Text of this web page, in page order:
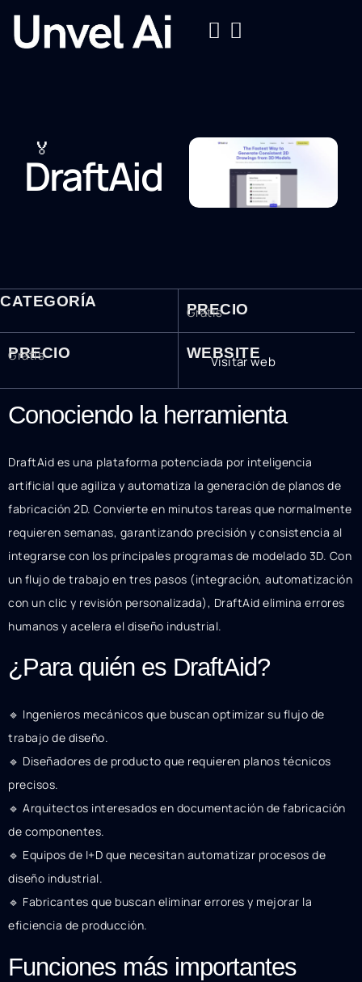
🏅
DraftAid
CATEGORÍA PRECIO
Gratis
PRECIO
Gratis WEBSITE
Visitar web
Conociendo la herramienta
DraftAid es una plataforma potenciada por inteligencia
artificial que agiliza y automatiza la generación de planos de
fabricación 2D. Convierte en minutos tareas que normalmente
requieren semanas, garantizando precisión y consistencia al
integrarse con los principales programas de modelado 3D. Con
un flujo de trabajo en tres pasos (integración, automatización
con un clic y revisión personalizada), DraftAid elimina errores
humanos y acelera el diseño industrial.
¿Para quién es DraftAid?
🔹 Ingenieros mecánicos que buscan optimizar su flujo de
trabajo de diseño.
🔹 Diseñadores de producto que requieren planos técnicos
precisos.
🔹 Arquitectos interesados en documentación de fabricación
de componentes.
🔹 Equipos de I+D que necesitan automatizar procesos de
diseño industrial.
🔹 Fabricantes que buscan eliminar errores y mejorar la
eficiencia de producción.
Funciones más importantes